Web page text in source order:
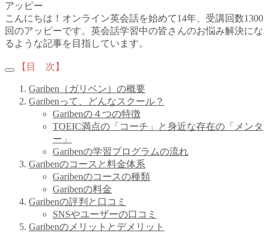
アッピー
こんにちは！オンライン英会話を始めて14年、受講回数1300
回のアッピーです。英会話学習中の皆さんのお悩み解決にな
るような記事を目指しています。
【目 次】
Gariben（ガリベン）の概要
Garibenって、どんなスクール？
Garibenの４つの特徴
TOEIC満点の「コーチ」と身近な存在の「メンタ
ー」
Garibenの学習プログラムの流れ
Garibenのコースと料金体系
Garibenのコースの種類
Garibenの料金
Garibenの評判と口コミ
SNSやユーザーの口コミ
Garibenのメリットとデメリット